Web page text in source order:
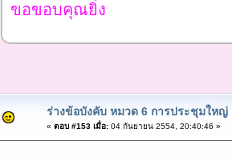
ขอขอบคุณยิ่ง
ร่างข้อบังคับ หมวด 6 การประชุมใหญ่
« ตอบ #153 เมื่อ:04 กันยายน 2554, 20:40:46 »